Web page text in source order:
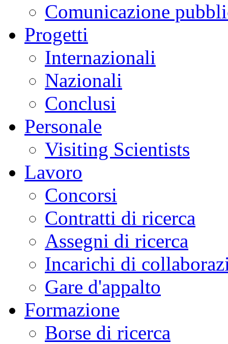
Comunicazione
Progetti
Internazionali
Nazionali
Conclusi
Personale
Visiting Scientists
Lavoro
Concorsi
Contratti di ricerca
Assegni di ricerca
Incarichi di
Gare d'appalto
Formazione
Borse di ricerca